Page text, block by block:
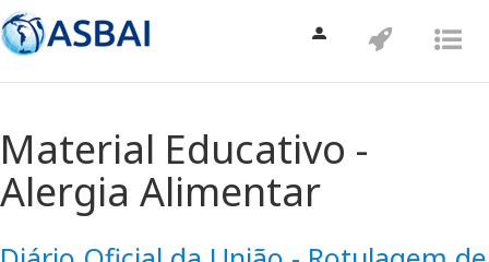
Material Educativo -
Alergia Alimentar